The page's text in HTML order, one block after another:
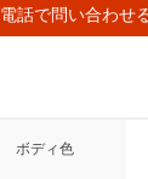
電話で問い合わせ
ボディ色